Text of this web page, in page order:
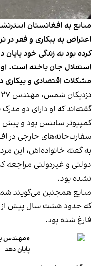
منابع به افغانستان
اعتراض به بیکاری و فقر در
کرده بود به زندگی خود
استقلال جان باخته است.
مشکلات اقتصادی و بیکاری
گفته‌اند که او دارای دو
کمپیوتر ساینس بود و پیش
سفارت‌خانه‌های خارجی در
به گفته خانواده‌اش، این مرد
دولتی و غیردولتی مراجعه
نشده بود.
منابع همچنین می‌گویند
که حدود هشت سال پیش از
فارغ شده بود.
«مهندس
پایان دهد